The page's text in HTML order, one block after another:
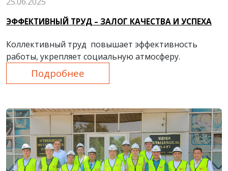
ЭФФЕКТИВНЫЙ ТРУД – ЗАЛОГ КАЧЕСТВА И УСПЕХА
Коллективный труд повышает эффективность
работы, укрепляет социальную атмосферу.
Подробнее